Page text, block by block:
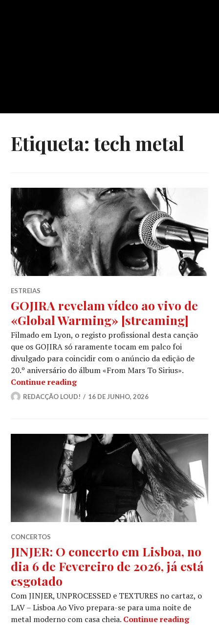
Etiqueta:tech metal
ESTREIAS
GOJIRA revelam vídeo ao vivo de
«Global Warming» [streaming]
Filmado em Lyon, o registo profissional desta canção
que os GOJIRA só raramente tocam em palco foi
divulgado para coincidir com o anúncio da edição de
20.º aniversário do álbum «From Mars To Sirius».
Continue readingGOJIRA revelam vídeo ao vivo de
REDACÇÃO LOUD! 16 DE JUNHO, 2026
CONCERTOS
JINJER: O concerto em Lisboa, no
dia 6 de Fevereiro de 2026, já está
esgotado
Com JINJER, UNPROCESSED e TEXTURES no cartaz, o
LAV – Lisboa Ao Vivo prepara-se para uma noite de
metal moderno com casa cheia. Continue reading